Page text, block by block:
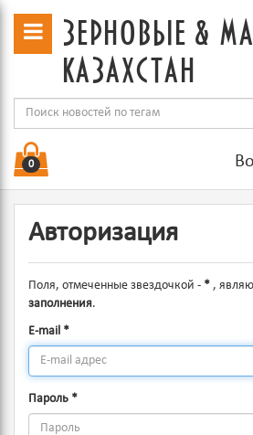
зерновые &
казахстан
0
Авторизация
Поля, отмеченные звездочкой - * ,
заполнения.
E-mail *
Пароль *